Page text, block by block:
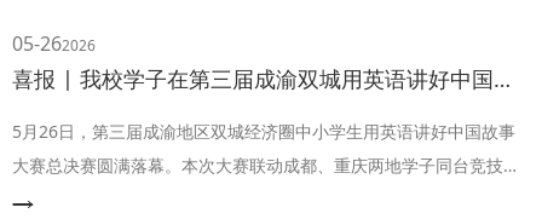
作为“大阅读特色课程”基地、中国科学院大学重庆学院附属科技中
学、重庆市海军青少年航空
05-262026
喜报 | 我校学子在第三届成渝双城用英语讲好中国故事大赛总决赛斩获多项大奖
5月26日，第三届成渝地区双城经济圈中小学生用英语讲好中国故事
大赛总决赛圆满落幕。本次大赛联动成都、重庆两地学子同台竞技，
聚焦文化传承与国际表达，是成渝两地教育协同发展的重要赛事平